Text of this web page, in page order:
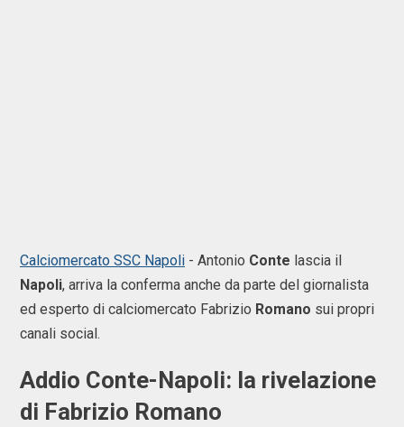
Calciomercato SSC Napoli - Antonio Conte lascia il
Napoli, arriva la conferma anche da parte del giornalista
ed esperto di calciomercato Fabrizio Romano sui propri
canali social.
Addio Conte-Napoli: la rivelazione
di Fabrizio Romano